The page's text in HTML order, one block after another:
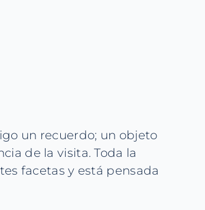
un recuerdo; un objeto
de la visita. Toda la
facetas y está pensada